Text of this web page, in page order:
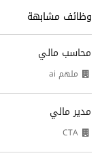
وظائف مشابهة
محاسب مالي
ملهم ai
مدير مالي
CTA